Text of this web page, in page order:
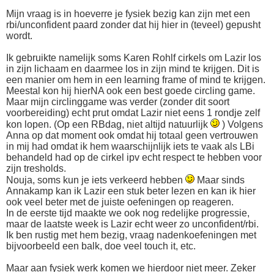
Mijn vraag is in hoeverre je fysiek bezig kan zijn met een
rbi/unconfident paard zonder dat hij hier in (teveel) gepusht
wordt.
Ik gebruikte namelijk soms Karen Rohlf cirkels om Lazir los
in zijn lichaam en daarmee los in zijn mind te krijgen. Dit is
een manier om hem in een learning frame of mind te krijgen.
Meestal kon hij hierNA ook een best goede circling game.
Maar mijn circlinggame was verder (zonder dit soort
voorbereiding) echt prut omdat Lazir niet eens 1 rondje zelf
kon lopen. (Op een RBdag, niet altijd natuurlijk
) Volgens
Anna op dat moment ook omdat hij totaal geen vertrouwen
in mij had omdat ik hem waarschijnlijk iets te vaak als LBi
behandeld had op de cirkel ipv echt respect te hebben voor
zijn tresholds.
Nouja, soms kun je iets verkeerd hebben
Maar sinds
Annakamp kan ik Lazir een stuk beter lezen en kan ik hier
ook veel beter met de juiste oefeningen op reageren.
In de eerste tijd maakte we ook nog redelijke progressie,
maar de laatste week is Lazir echt weer zo unconfident/rbi.
Ik ben rustig met hem bezig, vraag nadenkoefeningen met
bijvoorbeeld een balk, doe veel touch it, etc.
Maar aan fysiek werk komen we hierdoor niet meer. Zeker